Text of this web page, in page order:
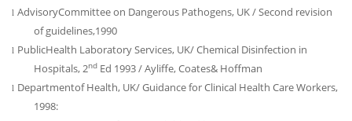
l AdvisoryCommittee on Dangerous Pathogens, UK / Second revision
of guidelines,1990
l
PublicHealth Laboratory Services, UK/ Chemical Disinfection in
Hospitals, 2nd Ed 1993 / Ayliffe, Coates& Hoffman
l
Departmentof Health, UK/ Guidance for Clinical Health Care Workers,
1998: